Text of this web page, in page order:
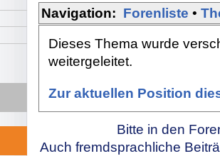
Navigation: Forenliste •
Dieses Thema wurde
weitergeleitet.
Zur aktuellen Position
Bitte in den
Auch fremdsprachliche